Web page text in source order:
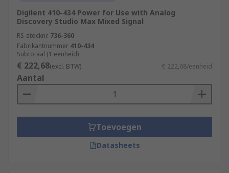
Digilent 410-434 Power for Use with Analog
Discovery Studio Max Mixed Signal
RS-stocknr. 736-360
Fabrikantnummer 410-434
Subtotaal (1 eenheid)
€ 222,68(excl. BTW) € 222,68/eenheid
Aantal
Toevoegen
Datasheets